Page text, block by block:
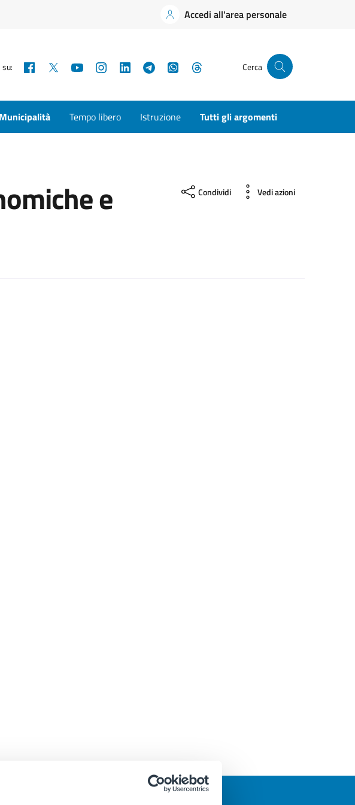
Accedi all'area personale
su: Facebook YouTubeInstagramLinkedInTelegramWhatsApp Cerca
Municipalità Tempo libero Istruzione Tutti gli argomenti
e Condividi Vedi azioni